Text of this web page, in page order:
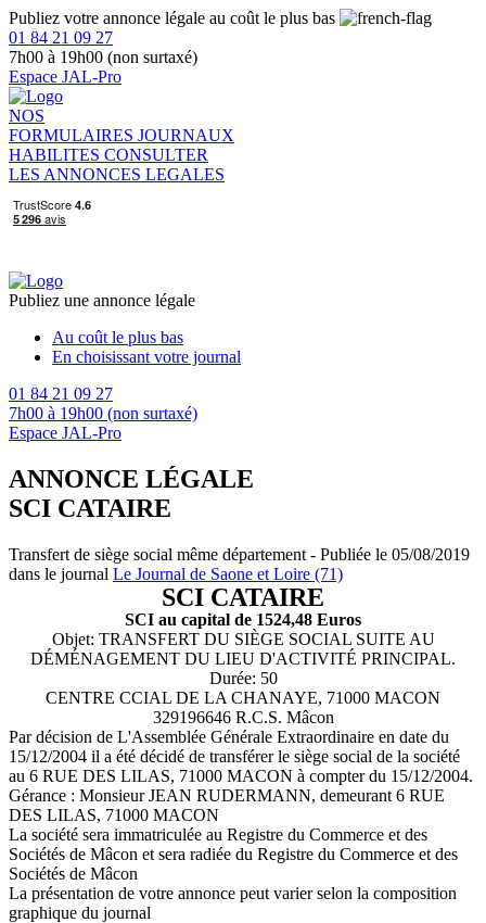
Publiez votre annonce légale au coût le plus bas
01 84 21 09 27
7h00 à 19h00 (non surtaxé)
Espace JAL-Pro
NOS
FORMULAIRES JOURNAUX
HABILITES CONSULTER
LES ANNONCES LEGALES
Publiez une annonce légale
Au coût le plus bas
En choisissant votre journal
01 84 21 09 27
7h00 à 19h00 (non surtaxé)
Espace JAL-Pro
ANNONCE LÉGALE
SCI CATAIRE
Transfert de siège social même département - Publiée le 05/08/2019
dans le journal Le Journal de Saone et Loire (71)
SCI CATAIRE
SCI au capital de 1524,48 Euros
Objet: TRANSFERT DU SIÈGE SOCIAL SUITE AU
DÉMÉNAGEMENT DU LIEU D'ACTIVITÉ PRINCIPAL.
Durée: 50
CENTRE CCIAL DE LA CHANAYE, 71000 MACON
329196646 R.C.S. Mâcon
Par décision de L'Assemblée Générale Extraordinaire en date du
15/12/2004 il a été décidé de transférer le siège social de la société
au 6 RUE DES LILAS, 71000 MACON à compter du 15/12/2004.
Gérance : Monsieur JEAN RUDERMANN, demeurant 6 RUE
DES LILAS, 71000 MACON
La société sera immatriculée au Registre du Commerce et des
Sociétés de Mâcon et sera radiée du Registre du Commerce et des
Sociétés de Mâcon
La présentation de votre annonce peut varier selon la composition
graphique du journal